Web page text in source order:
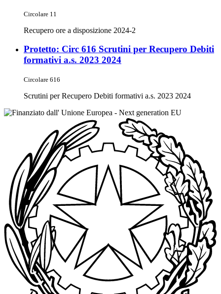
Circolare 11
Recupero ore a disposizione 2024-2
Protetto: Circ 616 Scrutini per Recupero Debiti
formativi a.s. 2023 2024
Circolare 616
Scrutini per Recupero Debiti formativi a.s. 2023 2024